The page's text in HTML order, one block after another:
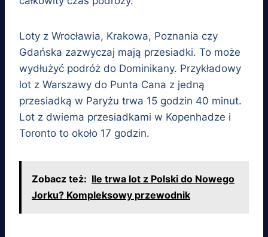
Loty z Wrocławia, Krakowa, Poznania czy
Gdańska zazwyczaj mają przesiadki. To może
wydłużyć podróż do Dominikany. Przykładowy
lot z Warszawy do Punta Cana z jedną
przesiadką w Paryżu trwa 15 godzin 40 minut.
Lot z dwiema przesiadkami w Kopenhadze i
Toronto to około 17 godzin.
Zobacz też: Ile trwa lot z Polski do Nowego
Jorku? Kompleksowy przewodnik